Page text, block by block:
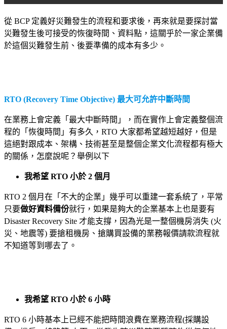
從 BCP 定義好災難發生的流程和要求後，再來就是要探討當
災難發生後可接受的恢復時間、資料點，這關乎於一家企業備
於這個災難發生前、後要準備的成本有多少。
RTO (Recovery Time Objective) 最大可允許中斷時間
在業務上會定義「最大中斷時間」，而在實作上會定義整個流
程的「恢復時間」有多久，RTO 大家都希望越短越好，但是
這絕對跟成本、架構、技術甚至是整個企業文化流程都有極大
的關係，怎麼說呢？舉例以下
我希望 RTO 小於 2 個月
RTO 2 個月在「不大的企業」幾乎可以重建一套系統了，平常
只要做好資料備份就行，如果是夠大的企業基本上也是要有
Disaster Recovery Site 才能支撐，因為光是一整個機房消失 (火
災、地震等) 要搶租機房、搶購買設備的業務報價請款流程就
不知道等到哪去了。
我希望 RTO 小於 6 小時
RTO 6 小時基本上已經不能把時間浪費在業務流程(採購設